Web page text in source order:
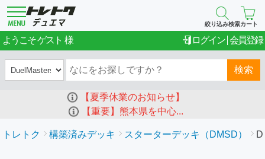
絞り込み検索カート
ようこそゲスト ログイン 会員登録
検索
【夏季休業のお知らせ】
【重要】熊本県を中心...
トレトク 構築済みデッキ スターターデッキ（DMSD）